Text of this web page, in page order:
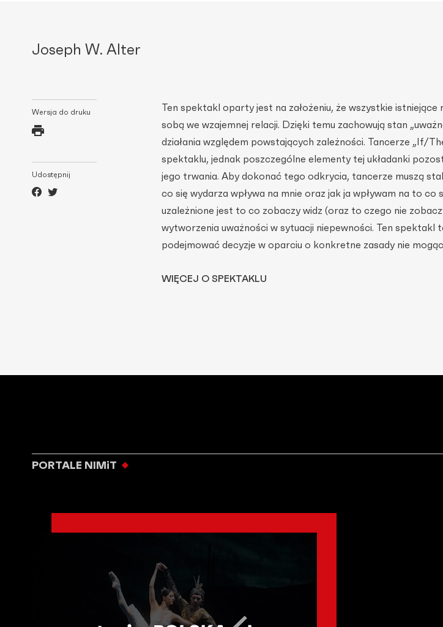
Joseph W. Alter
Wersja do druku
Udostępnij
Ten spektakl oparty jest na założeniu, że wszystkie istniejące
sobą we wzajemnej relacji. Dzięki temu zachowują stan
działania względem powstających zależności. Tancerze „If/
spektaklu, jednak poszczególne elementy tej układanki
jego trwania. Aby dokonać tego odkrycia, tancerze muszą
co się wydarza wpływa na mnie oraz jak ja wpływam na to co
uzależnione jest to co zobaczy widz (oraz to czego nie
wytworzenia uważności w sytuacji niepewności. Ten spektakl
podejmować decyzje w oparciu o konkretne zasady nie
WIĘCEJ O SPEKTAKLU
PORTALE NIMiT